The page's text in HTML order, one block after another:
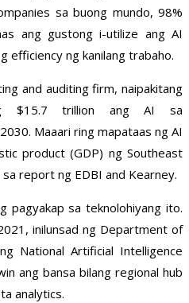
sa buong mundo, 98%
ang gustong i-utilize ang AI
efficiency ng kanilang trabaho.
and auditing firm, naipakitang
$15.7 trillion ang AI sa
Maaari ring mapataas ng AI
product (GDP) ng Southeast
report ng EDBI and Kearney.
pagyakap sa teknolohiyang ito.
inilunsad ng Department of
National Artificial Intelligence
ang bansa bilang regional hub
analytics.